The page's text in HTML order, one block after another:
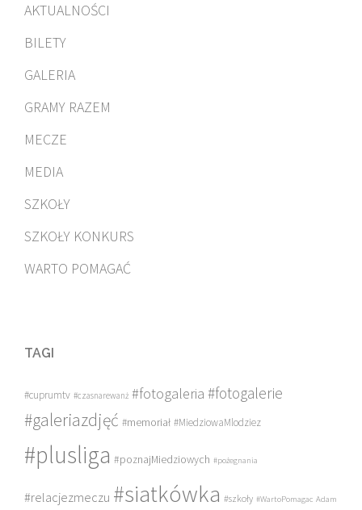
AKTUALNOŚCI
BILETY
GALERIA
GRAMY RAZEM
MECZE
MEDIA
SZKOŁY
SZKOŁY KONKURS
WARTO POMAGAĆ
TAGI
#cuprumtv #czasnarewanż #fotogaleria #fotogalerie
#galeriazdjęć #memoriał #MiedziowaMlodziez
#plusliga #poznajMiedziowych #pożegnania
#relacjezmeczu #siatkówka #szkoły #WartoPomagac Adam